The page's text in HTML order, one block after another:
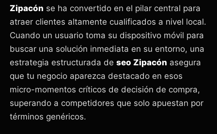
Zipacón se ha convertido en el pilar central para
atraer clientes altamente cualificados a nivel local.
Cuando un usuario toma su dispositivo móvil para
buscar una solución inmediata en su entorno, una
estrategia estructurada de seo Zipacón asegura
que tu negocio aparezca destacado en esos
micro-momentos críticos de decisión de compra,
superando a competidores que solo apuestan por
términos genéricos.